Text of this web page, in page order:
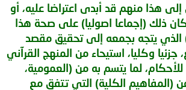
هذا منهم قد أبدى اعتراضا عليه، أو
ذلك (إجماعا اصوليا) على صحة هذا
الذي يتجه بجمعه إلى تحقيق مقصد
جزئيا وكليا، استيحاء من المنهج القرآني
لما يتسم به من (العمومية،
(المفاهيم الكلية) التي تتفق مع